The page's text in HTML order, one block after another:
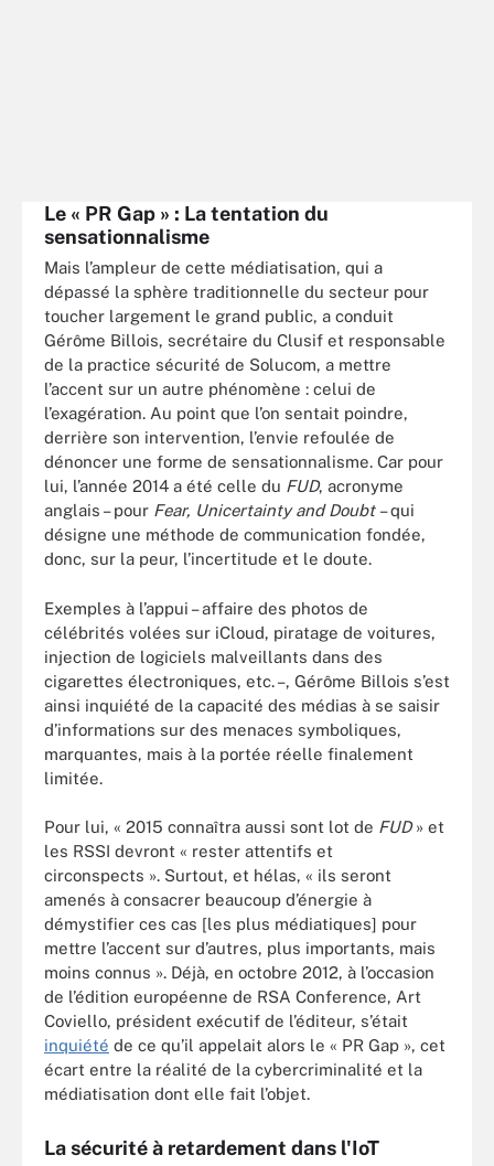
Le « PR Gap » : La tentation du
sensationnalisme
Mais l’ampleur de cette médiatisation, qui a
dépassé la sphère traditionnelle du secteur pour
toucher largement le grand public, a conduit
Gérôme Billois, secrétaire du Clusif et responsable
de la practice sécurité de Solucom, a mettre
l’accent sur un autre phénomène : celui de
l’exagération. Au point que l’on sentait poindre,
derrière son intervention, l’envie refoulée de
dénoncer une forme de sensationnalisme. Car pour
lui, l’année 2014 a été celle du FUD, acronyme
anglais – pour Fear, Unicertainty and Doubt – qui
désigne une méthode de communication fondée,
donc, sur la peur, l’incertitude et le doute.
Exemples à l’appui – affaire des photos de
célébrités volées sur iCloud, piratage de voitures,
injection de logiciels malveillants dans des
cigarettes électroniques, etc. –, Gérôme Billois s’est
ainsi inquiété de la capacité des médias à se saisir
d’informations sur des menaces symboliques,
marquantes, mais à la portée réelle finalement
limitée.
Pour lui, « 2015 connaîtra aussi sont lot de FUD» et
les RSSI devront « rester attentifs et
circonspects ». Surtout, et hélas, « ils seront
amenés à consacrer beaucoup d’énergie à
démystifier ces cas [les plus médiatiques] pour
mettre l’accent sur d’autres, plus importants, mais
moins connus ». Déjà, en octobre 2012, à l’occasion
de l’édition européenne de RSA Conference, Art
Coviello, président exécutif de l’éditeur, s’était
inquiété de ce qu’il appelait alors le « PR Gap », cet
écart entre la réalité de la cybercriminalité et la
médiatisation dont elle fait l’objet.
La sécurité à retardement dans l'IoT